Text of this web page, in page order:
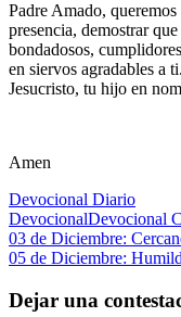
Padre Amado,
presencia, demostrar
bondadosos,
en siervos agradables a
Jesucristo, tu hijo en
Amen
Devocional Diario
DevocionalDevocional
Navegación
de
entradas
Entrada
anterior:
03 de Diciembre:
Siguiente
05 de Diciembre:
Dejar una